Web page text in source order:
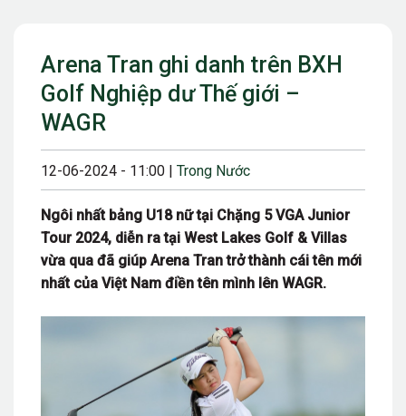
Arena Tran ghi danh trên BXH
Golf Nghiệp dư Thế giới –
WAGR
12-06-2024 - 11:00 | Trong Nước
Ngôi nhất bảng U18 nữ tại Chặng 5 VGA Junior
Tour 2024, diễn ra tại West Lakes Golf & Villas
vừa qua đã giúp Arena Tran trở thành cái tên mới
nhất của Việt Nam điền tên mình lên WAGR.